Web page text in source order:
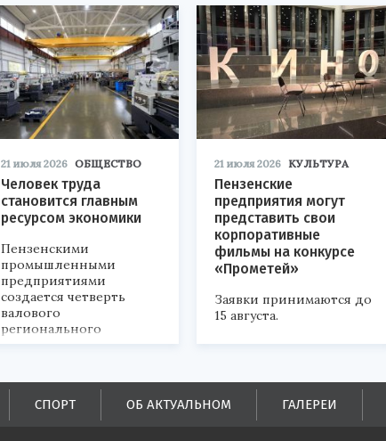
21 июля 2026 ОБЩЕСТВО
Человек труда
становится главным
ресурсом экономики
Пензенскими
промышленными
предприятиями
создается четверть
валового
регионального
продукта и
поступлений в
бюджеты всех уровней.
21 июля 2026 КУЛЬТУРА
Пензенские
предприятия могут
представить свои
корпоративные
фильмы на конкурсе
«Прометей»
Заявки принимаются до
15 августа.
СПОРТ ОБ АКТУАЛЬНОМ ГАЛЕРЕИ